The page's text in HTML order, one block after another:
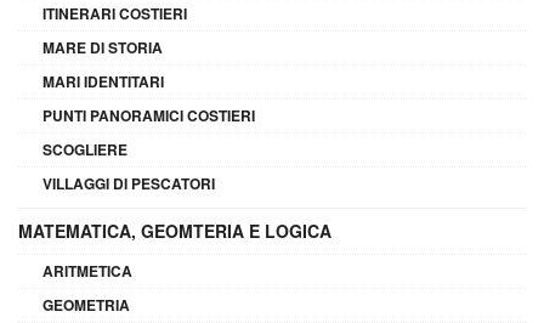
ITINERARI COSTIERI
MARE DI STORIA
MARI IDENTITARI
PUNTI PANORAMICI COSTIERI
SCOGLIERE
VILLAGGI DI PESCATORI
MATEMATICA, GEOMTERIA E LOGICA
ARITMETICA
GEOMETRIA